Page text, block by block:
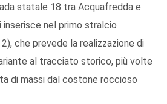
statale 18 tra Acquafredda e
inserisce nel primo stralcio
che prevede la realizzazione di
al tracciato storico, più volte
di massi dal costone roccioso